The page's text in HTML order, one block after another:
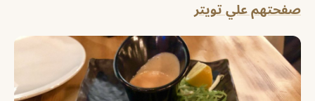
صفحتهم علي تويتر